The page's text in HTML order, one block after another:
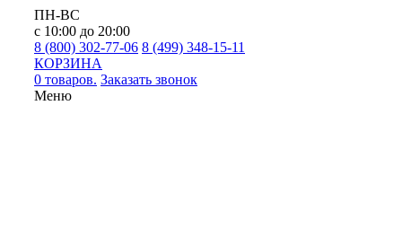
ПН-ВС
с 10:00 до 20:00
8 (800) 302-77-06 8 (499) 348-15-11
КОРЗИНА
0 товаров. Заказать звонок
Меню